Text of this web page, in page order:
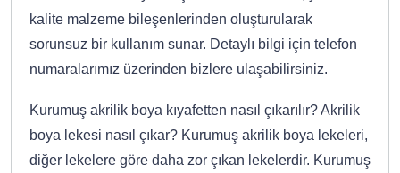
kalite malzeme bileşenlerinden oluşturularak
sorunsuz bir kullanım sunar. Detaylı bilgi için telefon
numaralarımız üzerinden bizlere ulaşabilirsiniz.
Kurumuş akrilik boya kıyafetten nasıl çıkarılır? Akrilik
boya lekesi nasıl çıkar? Kurumuş akrilik boya lekeleri,
diğer lekelere göre daha zor çıkan lekelerdir. Kurumuş